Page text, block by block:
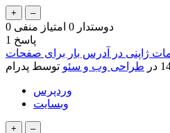
0 دوستدار 0 امتیاز منفی
1 پاسخ
در طراحی وب و سئو توسط پدرام
وردپرس
وبسایت